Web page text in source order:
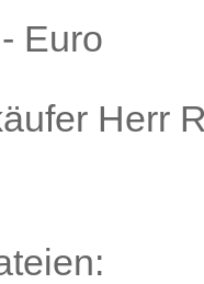
Euro
Herr